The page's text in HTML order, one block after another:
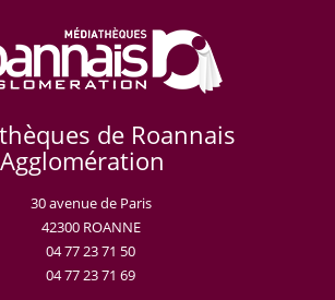
de Roannais
Agglomération
30 avenue de Paris
42300 ROANNE
04 77 23 71 50
04 77 23 71 69